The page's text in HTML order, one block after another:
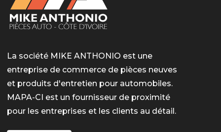
La société MIKE ANTHONIO est une
entreprise de commerce de pièces neuves
et produits d'entretien pour automobiles.
MAPA-CI est un fournisseur de proximité
pour les entreprises et les clients au détail.